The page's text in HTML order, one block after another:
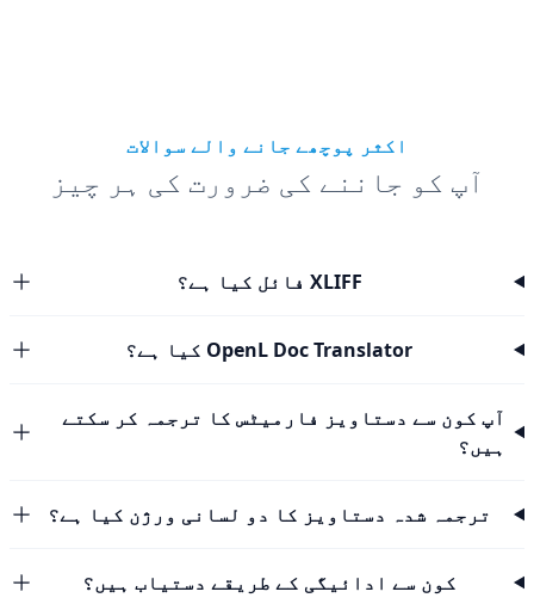
اکثر پوچھے جانے والے سوالات
آپ کو جاننے کی ضرورت کی ہر چیز
XLIFF فائل کیا ہے؟
OpenL Doc Translator کیا ہے؟
آپ کون سے دستاویز فارمیٹس کا ترجمہ کر سکتے
ہیں؟
ترجمہ شدہ دستاویز کا دو لسانی ورژن کیا ہے؟
کون سے ادائیگی کے طریقے دستیاب ہیں؟